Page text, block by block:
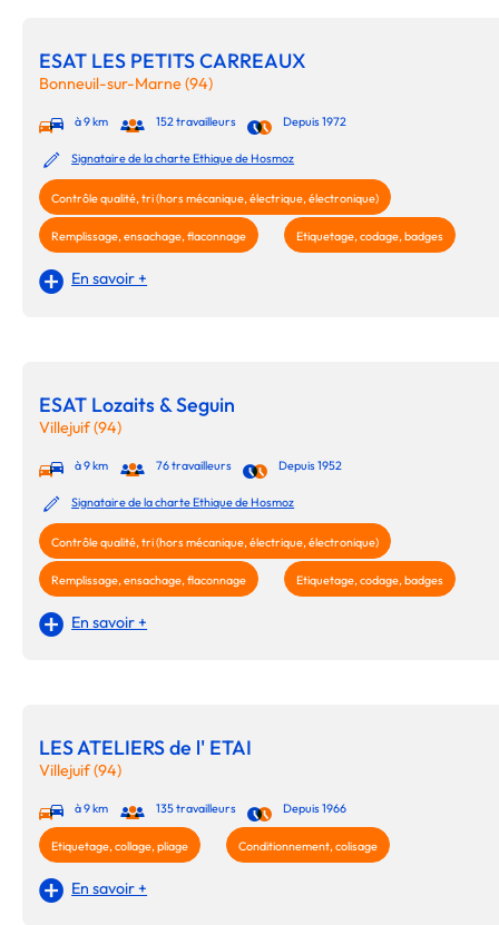
ESAT LES PETITS CARREAUX
Bonneuil-sur-Marne (94)
à 9 km 152 travailleurs Depuis 1972
Signataire de la charte Ethique de Hosmoz
Contrôle qualité, tri (hors mécanique, électrique, électronique)
Remplissage, ensachage, flaconnage Etiquetage, codage, badges
En savoir +
ESAT Lozaits & Seguin
Villejuif (94)
à 9 km 76 travailleurs Depuis 1952
Signataire de la charte Ethique de Hosmoz
Contrôle qualité, tri (hors mécanique, électrique, électronique)
Remplissage, ensachage, flaconnage Etiquetage, codage, badges
En savoir +
LES ATELIERS de l' ETAI
Villejuif (94)
à 9 km 135 travailleurs Depuis 1966
Etiquetage, collage, pliage Conditionnement, colisage
En savoir +